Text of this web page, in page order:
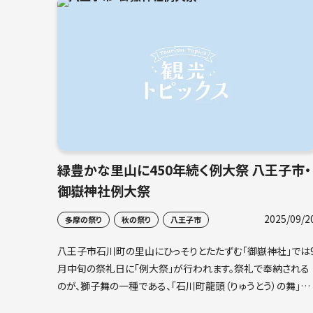
緑豊かな里山に450年続く例大祭 八王子市・
御嶽神社例大祭
多摩の祭り 秋の祭り 八王子市 2025/09/
八王子市石川町の里山にひっそりとたたずむ「御嶽神社」では
月中旬の祭礼日に「例大祭」が行われます。祭礼で奉納される
のが、獅子舞の一種である、「石川町龍頭（りゅうとう）の舞」で